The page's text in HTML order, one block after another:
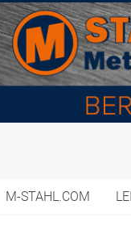
M-STAHL.COM